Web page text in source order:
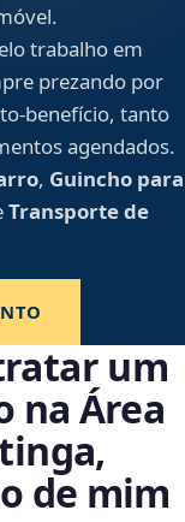
trabalho em
prezando por
benefício, tanto
agendados.
, Guincho para
Transporte de
um
na Área
de mim